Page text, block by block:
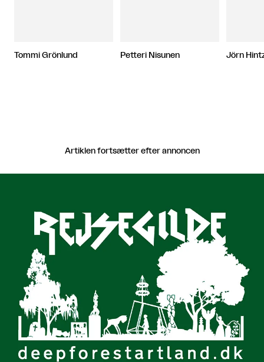
Tommi Grönlund Petteri Nisunen Jörn
Artiklen fortsætter efter annoncen